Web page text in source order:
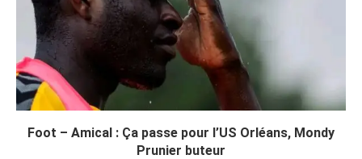
Foot – Amical : Ça passe pour l’US Orléans, Mondy
Prunier buteur